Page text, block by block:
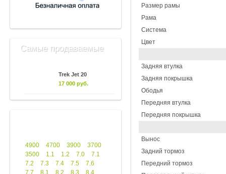
Самые продаваемые
Trek Jet 20
17 000 руб.
4900 4700 3900
3700
3500
1.1 1.2 7.0
7.1
7.2
7.3 7.4 7.5
7.6
7.7
8.1 8.2 8.3
8.4
Размер рамы
Рама
Система
Цвет
Задняя втулка
Задняя покрышка
Ободья
Передняя втулка
Передняя покрышка
Вынос
Задний тормоз
Передний тормоз